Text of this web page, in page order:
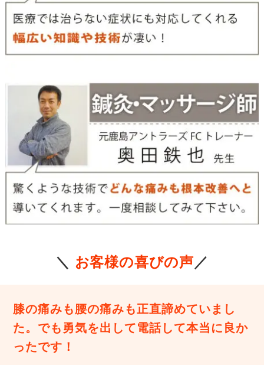
＼ お客様の喜びの声／
膝の痛みも腰の痛みも正直諦めていまし
た。でも勇気を出して電話して本当に良か
ったです！